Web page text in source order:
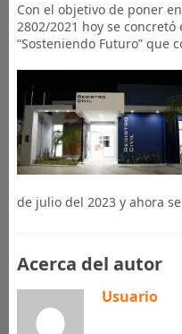
Con el objetivo de poner
2802/2021 hoy se
“Sosteniendo Futuro” que
de julio del 2023 y ahora
Acerca del autor
Usuario